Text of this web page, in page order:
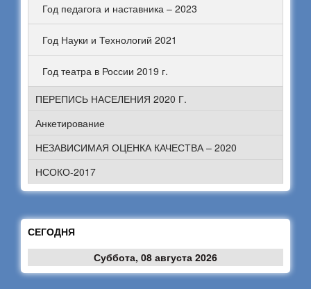
Год педагога и наставника – 2023
Год Науки и Технологий 2021
Год театра в России 2019 г.
ПЕРЕПИСЬ НАСЕЛЕНИЯ 2020 Г.
Анкетирование
НЕЗАВИСИМАЯ ОЦЕНКА КАЧЕСТВА – 2020
НСОКО-2017
СЕГОДНЯ
Суббота, 08 августа 2026